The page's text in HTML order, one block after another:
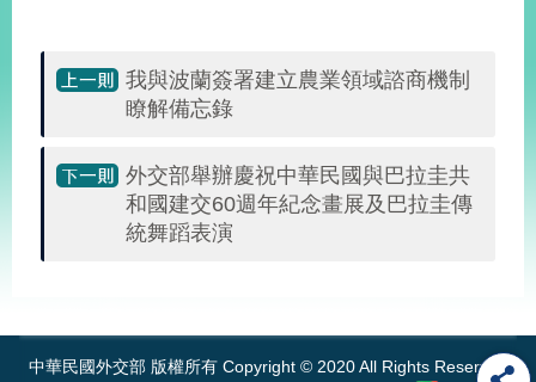
交
區
際
傳
我與波蘭簽署建立農業領域諮商機制
瞭解備忘錄
外交部舉辦慶祝中華民國與巴拉圭共
和國建交60週年紀念畫展及巴拉圭傳
統舞蹈表演
中華民國外交部 版權所有 Copyright © 2020 All Rights Reserved